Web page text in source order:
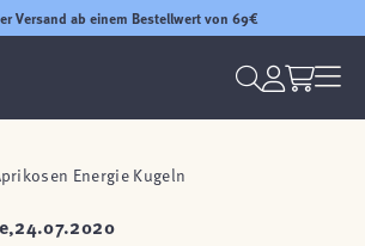
Versand ab einem Bestellwert von 69€
Energie Kugeln
24.07.2020